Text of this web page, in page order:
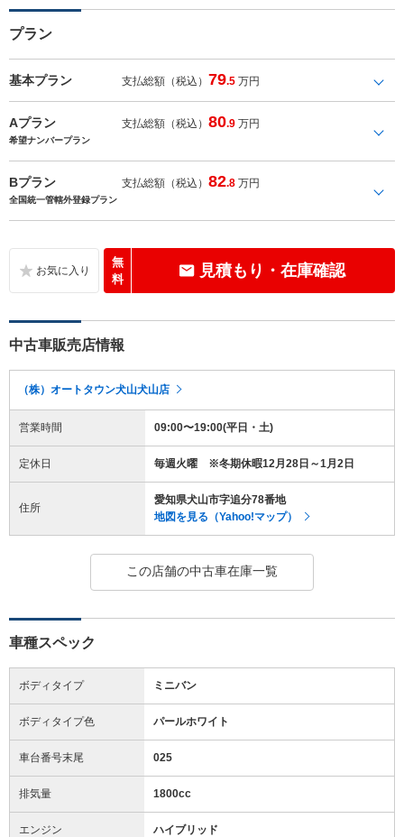
プラン
基本プラン 支払総額（税込） 79.5 万円
Aプラン 支払総額（税込）80.9 万円
希望ナンバープラン
Bプラン 支払総額（税込）82.8 万円
全国統一管轄外登録プラン
無
料
見積もり・在庫確認
中古車販売店情報
（株）オートタウン犬山犬山店
営業時間 09:00〜19:00(平日・土)
定休日 毎週火曜 ※冬期休暇12月28日～1月2日
住所
愛知県犬山市字追分78番地
地図を見る（Yahoo!マップ）
この店舗の中古車在庫一覧
車種スペック
ボディタイプ ミニバン
ボディタイプ色 パールホワイト
車台番号末尾 025
排気量 1800cc
エンジン ハイブリッド